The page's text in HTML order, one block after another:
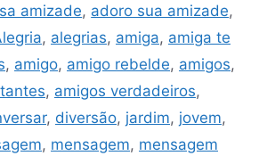
amizade, adoro sua amizade,
, alegrias, amiga, amiga te
, amigo, amigo rebelde, amigos,
, amigos verdadeiros,
, diversão, jardim, jovem,
, mensagem, mensagem